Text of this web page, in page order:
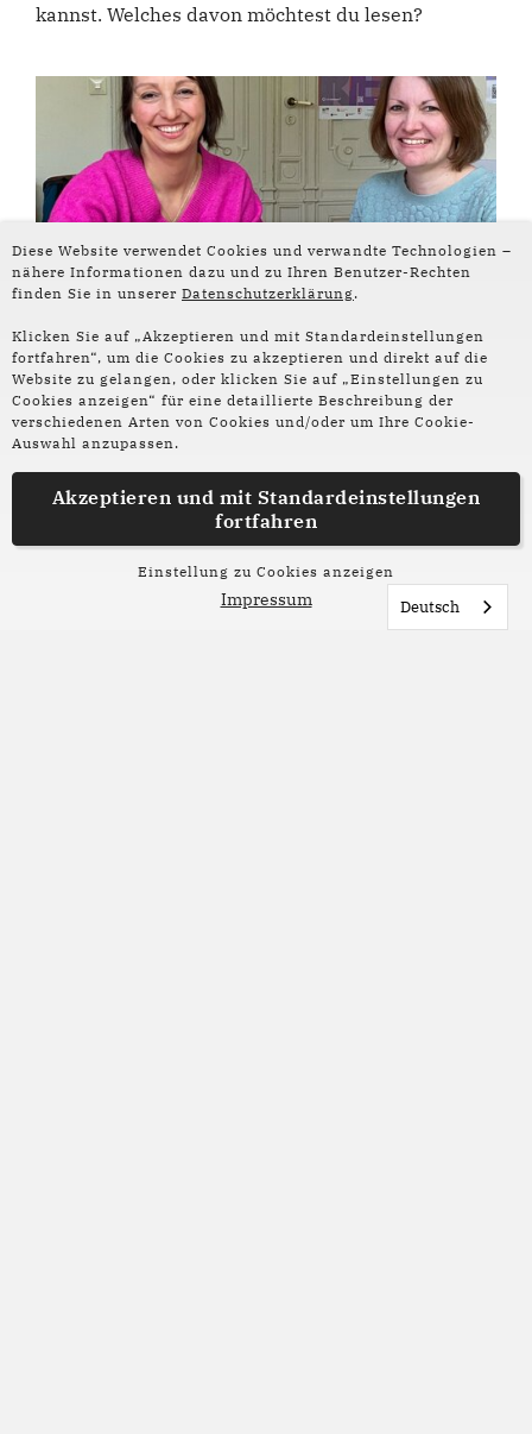
Diese Website verwendet Cookies und verwandte Technologien –
nähere Informationen dazu und zu Ihren Benutzer-Rechten
finden Sie in unserer Datenschutzerklärung.
Klicken Sie auf „Akzeptieren und mit Standardeinstellungen
fortfahren“, um die Cookies zu akzeptieren und direkt auf die
Website zu gelangen, oder klicken Sie auf „Einstellungen zu
Cookies anzeigen“ für eine detaillierte Beschreibung der
verschiedenen Arten von Cookies und/oder um Ihre Cookie-
Auswahl anzupassen.
Akzeptieren und mit Standardeinstellungen
fortfahren
Einstellung zu Cookies anzeigen
Impressum
kannst. Welches davon möchtest du lesen?
Interview
03. Juni 2026
Poetry on the road 2026
Esther Willbrandt und Geschäftsführerin
Katharina Mild erzählen im Interview über den
Neustart des poetry in the road Festivals, die
Highlights und Herausforderungen der
diesjährigen Ausgabe.
Deutsch